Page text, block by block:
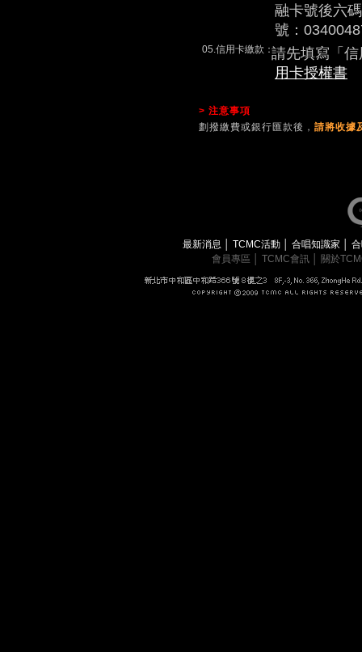
融卡號後六
號：
05.信用卡繳款：請先填寫「
用卡授權書
> 注意事項
劃撥繳費或銀行匯款後， 請將收據
最新消息 TCMC活動 合唱知識家
會員專區
TCMC會訊 關於